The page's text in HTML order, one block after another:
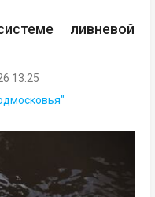
ливневой
13:25